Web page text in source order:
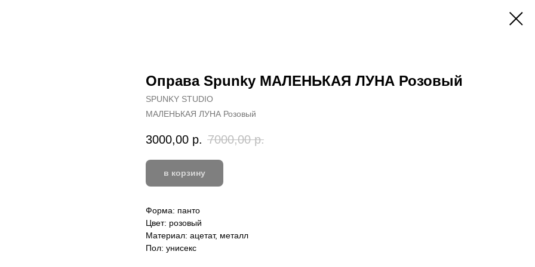
Оправа Spunky МАЛЕНЬКАЯ ЛУНА Розовый
SPUNKY STUDIO
МАЛЕНЬКАЯ ЛУНА Розовый
3000,00 р. 7000,00 р.
в корзину
Форма: панто
Цвет: розовый
Материал: ацетат, металл
Пол: унисекс